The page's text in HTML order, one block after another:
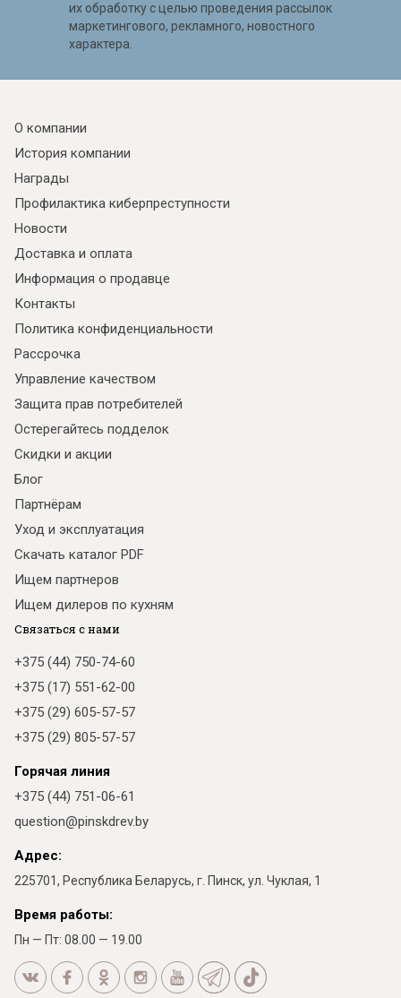
их обработку с целью проведения рассылок
маркетингового, рекламного, новостного
характера.
О компании
История компании
Награды
Профилактика киберпреступности
Новости
Доставка и оплата
Информация о продавце
Контакты
Политика конфиденциальности
Рассрочка
Управление качеством
Защита прав потребителей
Остерегайтесь подделок
Скидки и акции
Блог
Партнёрам
Уход и эксплуатация
Скачать каталог PDF
Ищем партнеров
Ищем дилеров по кухням
Связаться с нами
+375 (44) 750-74-60
+375 (17) 551-62-00
+375 (29) 605-57-57
+375 (29) 805-57-57
Горячая линия
+375 (44) 751-06-61
question@pinskdrev.by
Адрес:
225701, Республика Беларусь, г. Пинск, ул. Чуклая, 1
Время работы:
Пн — Пт: 08.00 — 19.00